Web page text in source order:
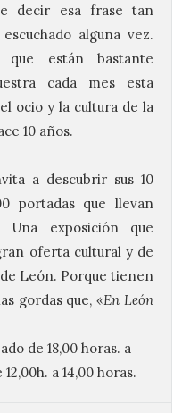
decir esa frase tan
alguna vez.
están bastante
cada mes esta
ocio y la cultura de la
10 años.
a descubrir sus 10
portadas que llevan
Una exposición que
oferta cultural y de
León. Porque tienen
gordas que,«En León
de 18,00 horas. a
a 14,00 horas.
el I
de
Instituto
con un
30 de